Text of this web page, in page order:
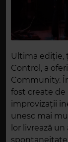
Ultima ediție,
Control, a
Community.
fost create de
improvizații
unesc mai
lor livrează